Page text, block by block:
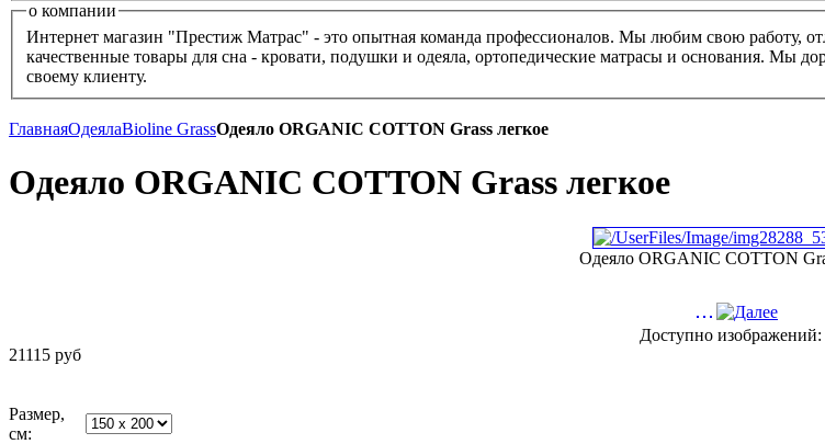
о компании
Интернет магазин "Престиж Матрас" - это опытная команда профессионалов. Мы любим свою работу,
качественные товары для сна - кровати, подушки и одеяла, ортопедические матрасы и основания. Мы
своему клиенту.
ГлавнаяОдеялаBioline GrassОдеяло ORGANIC COTTON Grass легкое
Одеяло ORGANIC COTTON Grass легкое
Одеяло ORGANIC COTTON
Доступно изображений:
21115 руб
Размер,
см: